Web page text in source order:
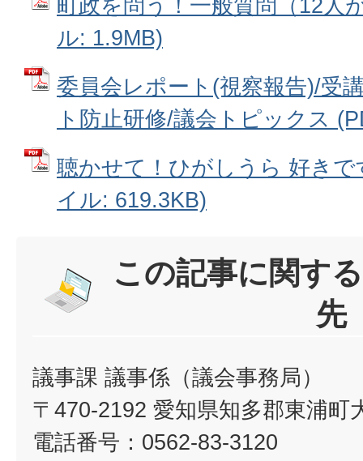
町政を問う！一般質問（12人
ル: 1.9MB)
委員会レポート(視察報告)/受
ト防止研修/議会トピックス
聴かせて！ひがしうら 好き
イル: 619.3KB)
この記事に関す
先
議事課 議事係（議会事務局）
〒470-2192 愛知県知多郡東浦町
電話番号：0562-83-3120